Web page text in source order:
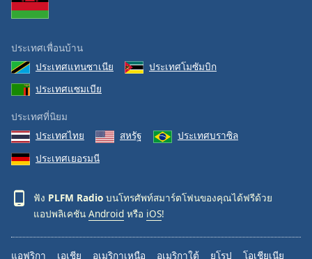
ประเทศเพื่อนบ้าน
ประเทศแทนซาเนีย
ประเทศโมซัมบิก
ประเทศแซมเบีย
ประเทศที่นิยม
ประเทศไทย
สหรัฐ
ประเทศบราซิล
ประเทศเยอรมนี
ฟัง PLFM Radio บนโทรศัพท์สมาร์ตโฟนของคุณได้ฟรีด้วย
แอปพลิเคชัน Android หรือ iOS!
แอฟริกา เอเชีย อเมริกาเหนือ อเมริกาใต้ ยุโรป โอเชียเนีย